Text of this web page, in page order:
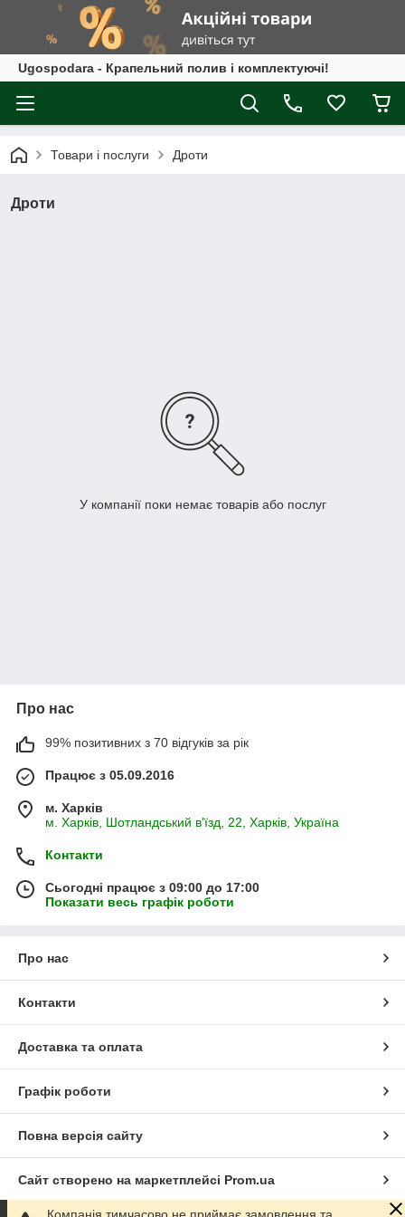
Ugospodara - Крапельний полив і комплектуючі!
Товари і послуги Дроти
Дроти
У компанії поки немає товарів або послуг
Про нас
99% позитивних з 70 відгуків за рік
Працює з 05.09.2016
м. Харків
м. Харків, Шотландський в'їзд, 22, Харків, Україна
Контакти
Сьогодні працює з 09:00 до 17:00
Показати весь графік роботи
Про нас
Контакти
Доставка та оплата
Графік роботи
Повна версія сайту
Сайт створено на маркетплейсі Prom.ua